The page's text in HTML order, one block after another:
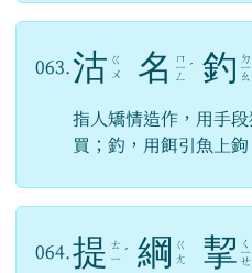
063. 沽 ㄍ
ㄨ
名 ㄇ
ㄧ
ㄥ
ˊ 釣 ㄉ
ㄧ
ㄠ
指人矯情造作，用手段
買；釣，用餌引魚上鉤
064. 提 ㄊ
ㄧ ˊ 綱
ㄍ
ㄤ
挈 ㄑ
ㄧ
ㄝ